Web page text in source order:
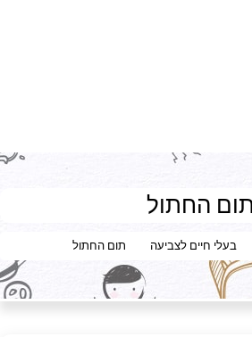
תום החתול
בעלי חיים לצביעה תום החתול